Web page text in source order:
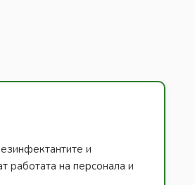
и
работата на персонала и